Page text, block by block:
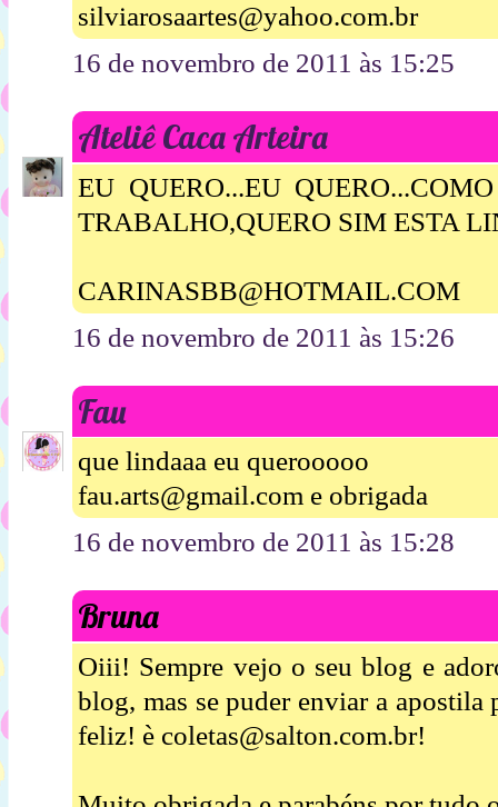
silviarosaartes@yahoo.com.br
16 de novembro de 2011 às 15:25
Ateliê Caca Arteira
EU QUERO...EU
TRABALHO,QUERO SIM ESTA
CARINASBB@HOTMAIL.COM
16 de novembro de 2011 às 15:26
Fau
que lindaaa eu querooooo
fau.arts@gmail.com e obrigada
16 de novembro de 2011 às 15:28
Bruna
Oiii! Sempre vejo o seu blog e
blog, mas se puder enviar a
feliz! è coletas@salton.com.br!